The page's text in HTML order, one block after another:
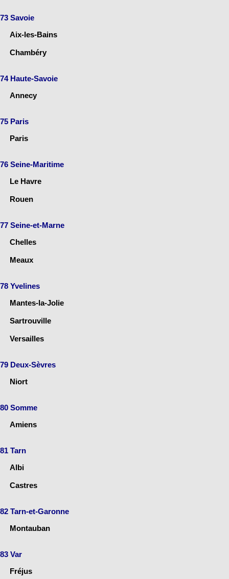
73 Savoie
Aix-les-Bains
Chambéry
74 Haute-Savoie
Annecy
75 Paris
Paris
76 Seine-Maritime
Le Havre
Rouen
77 Seine-et-Marne
Chelles
Meaux
78 Yvelines
Mantes-la-Jolie
Sartrouville
Versailles
79 Deux-Sèvres
Niort
80 Somme
Amiens
81 Tarn
Albi
Castres
82 Tarn-et-Garonne
Montauban
83 Var
Fréjus